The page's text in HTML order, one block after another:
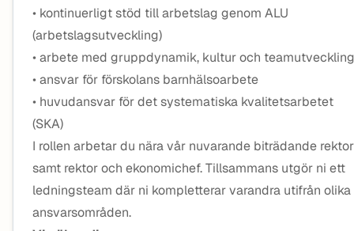
• kontinuerligt stöd till arbetslag genom ALU
(arbetslagsutveckling)
• arbete med gruppdynamik, kultur och teamutveckling
• ansvar för förskolans barnhälsoarbete
• huvudansvar för det systematiska kvalitetsarbetet
(SKA)
I rollen arbetar du nära vår nuvarande biträdande rektor
samt rektor och ekonomichef. Tillsammans utgör ni ett
ledningsteam där ni kompletterar varandra utifrån olika
ansvarsområden.